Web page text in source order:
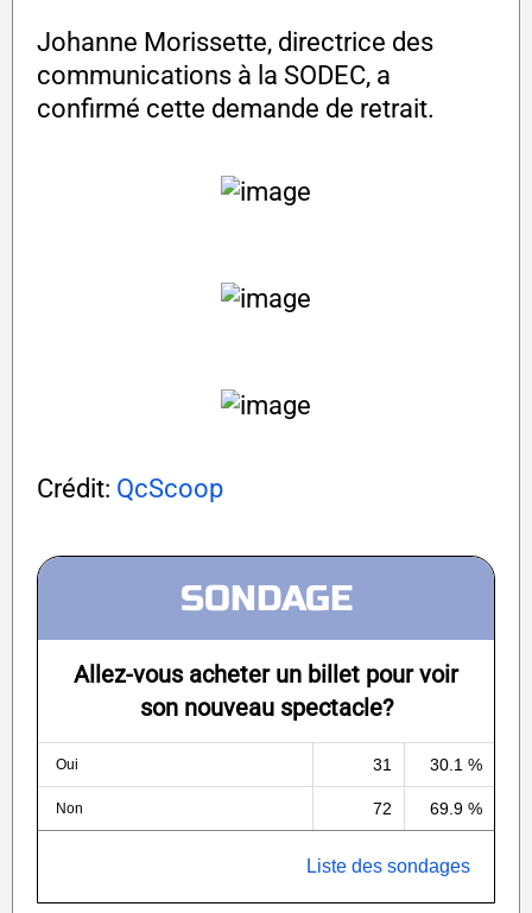
Johanne Morissette, directrice des
communications à la SODEC, a
confirmé cette demande de retrait.
Crédit: QcScoop
SONDAGE
Allez-vous acheter un billet pour voir
son nouveau spectacle?
Oui 31 30.1 %
Non 72 69.9 %
Liste des sondages